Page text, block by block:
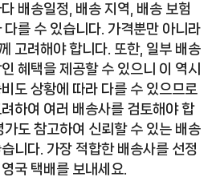
배송일정, 배송 지역, 배송 보험
다를 수 있습니다. 가격뿐만 아니라
고려해야 합니다. 또한, 일부 배송
혜택을 제공할 수 있으니 이 역시
도 상황에 따라 다를 수 있으므로
하여 여러 배송사를 검토해야 합
가도 참고하여 신뢰할 수 있는 배송
니다. 가장 적합한 배송사를 선정
국 택배를 보내세요.